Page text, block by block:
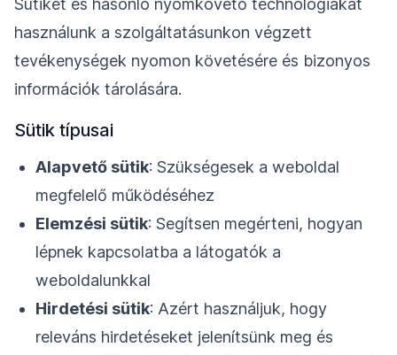
Sütiket és hasonló nyomkövető technológiákat
használunk a szolgáltatásunkon végzett
tevékenységek nyomon követésére és bizonyos
információk tárolására.
Sütik típusai
Alapvető sütik: Szükségesek a weboldal
megfelelő működéséhez
Elemzési sütik: Segítsen megérteni, hogyan
lépnek kapcsolatba a látogatók a
weboldalunkkal
Hirdetési sütik: Azért használjuk, hogy
releváns hirdetéseket jelenítsünk meg és